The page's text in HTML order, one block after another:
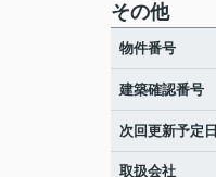
その他
物件番号
建築確認番号
次回更新予定日
取扱会社